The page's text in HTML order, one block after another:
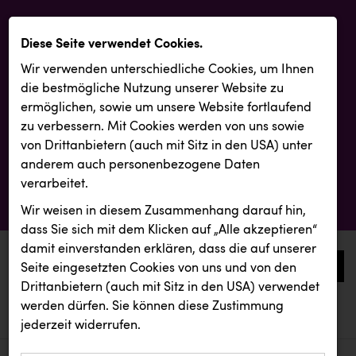
0
aktuelle aussendungen
aktuelle aussendungen
Diese Seite verwendet Cookies.
Wir verwenden unterschiedliche Cookies, um Ihnen
die best­mögliche Nutzung unserer Website zu
ermöglichen, sowie um unsere Website fortlaufend
zu verbessern. Mit Cookies werden von uns sowie
von Drittanbietern (auch mit Sitz in den USA) unter
anderem auch personenbezogene Daten
verarbeitet.
Wir weisen in diesem Zusammenhang darauf hin,
dass Sie sich mit dem Klicken auf „Alle akzeptieren“
damit ein­ver­standen erklären, dass die auf unserer
Seite eingesetzten Cookies von uns und von den
Drittanbietern (auch mit Sitz in den USA) verwendet
werden dürfen. Sie können diese Zustimmung
jederzeit widerrufen.